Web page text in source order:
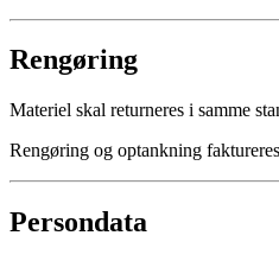
Rengøring
Materiel skal returneres i samme
Rengøring og optankning
Persondata